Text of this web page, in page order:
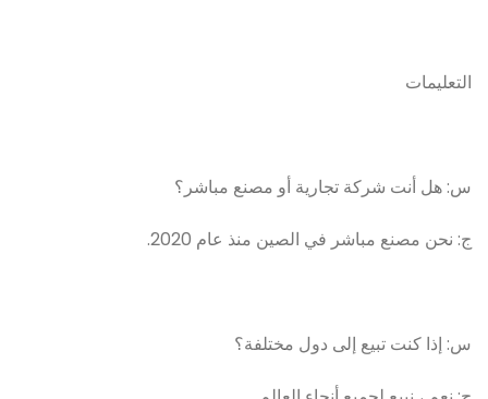
التعليمات
س: هل أنت شركة تجارية أو مصنع مباشر؟
ج: نحن مصنع مباشر في الصين منذ عام 2020.
س: إذا كنت تبيع إلى دول مختلفة؟